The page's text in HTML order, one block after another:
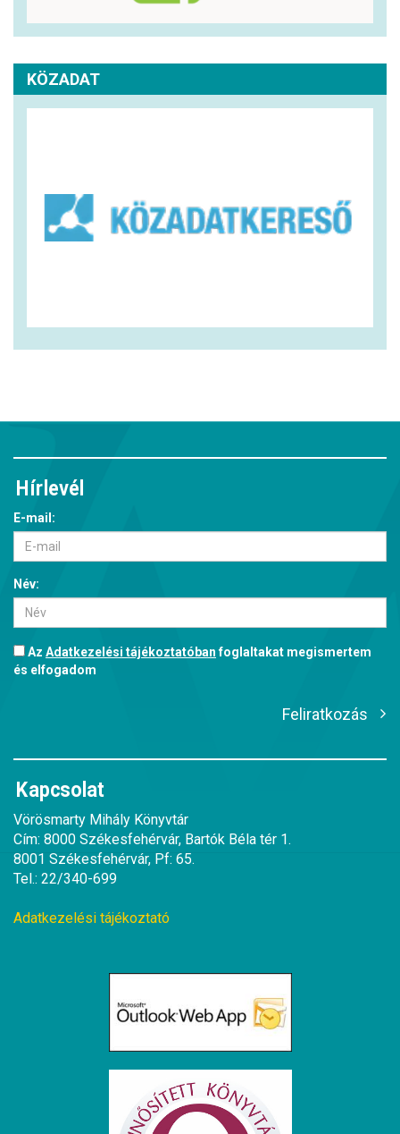
KÖZADAT
Hírlevél
E-mail:
Név:
Az Adatkezelési tájékoztatóbanfoglaltakat megismertem
és elfogadom
Feliratkozás
Kapcsolat
Vörösmarty Mihály Könyvtár
Cím: 8000 Székesfehérvár, Bartók Béla tér 1.
8001 Székesfehérvár, Pf: 65.
Tel.: 22/340-699
Adatkezelési tájékoztató